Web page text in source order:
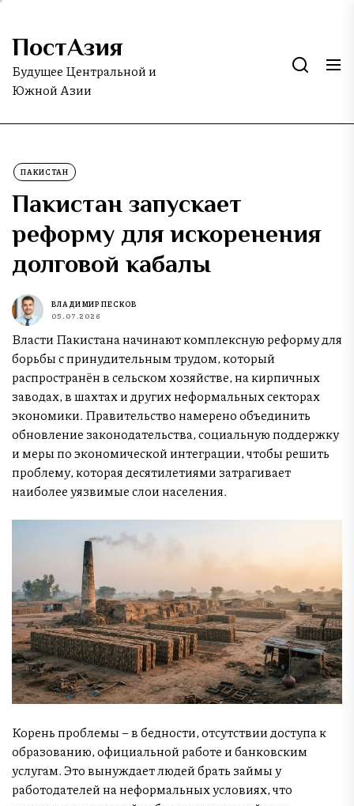
Skip
the
content
ПостАзия
Будущее Центральной и
Южной Азии
ПАКИСТАН
Пакистан запускает
реформу для искоренения
долговой кабалы
ВЛАДИМИР ПЕСКОВ
05.07.2026
Власти Пакистана начинают комплексную реформу для
борьбы с принудительным трудом, который
распространён в сельском хозяйстве, на кирпичных
заводах, в шахтах и других неформальных секторах
экономики. Правительство намерено объединить
обновление законодательства, социальную поддержку
и меры по экономической интеграции, чтобы решить
проблему, которая десятилетиями затрагивает
наиболее уязвимые слои населения.
Корень проблемы – в бедности, отсутствии доступа к
образованию, официальной работе и банковским
услугам. Это вынуждает людей брать займы у
работодателей на неформальных условиях, что